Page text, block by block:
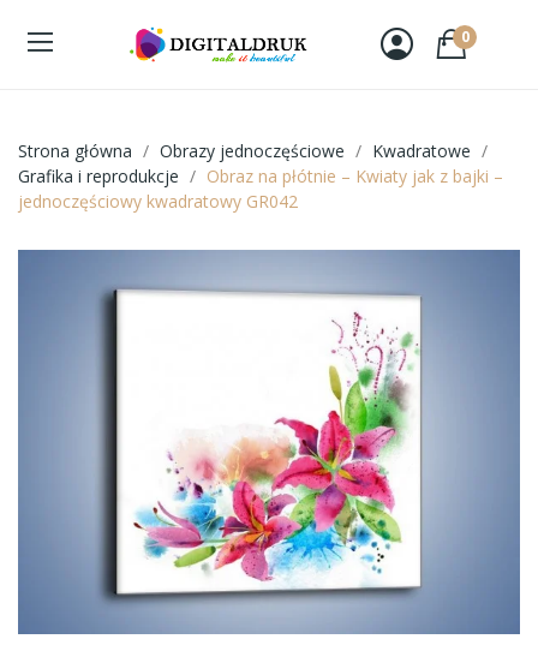
0
Strona główna Obrazy jednoczęściowe
Kwadratowe
Grafika i reprodukcje
Obraz na płótnie – Kwiaty jak z bajki –
jednoczęściowy kwadratowy GR042